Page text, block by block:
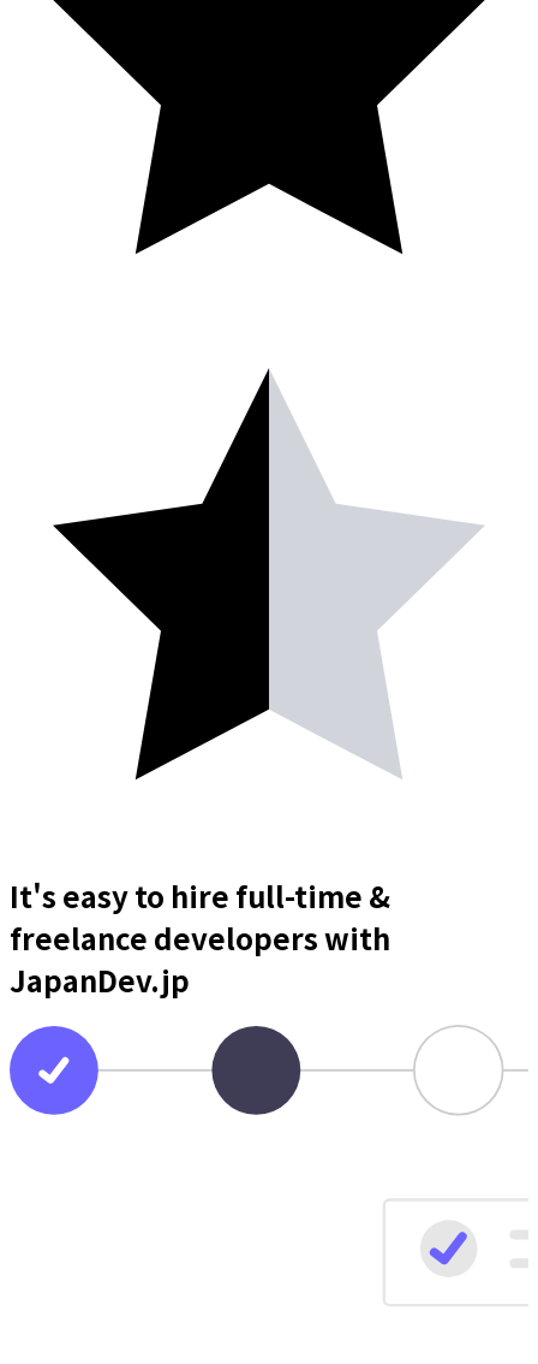
It's easy to hire full-time &
freelance developerswith
JapanDev.jp